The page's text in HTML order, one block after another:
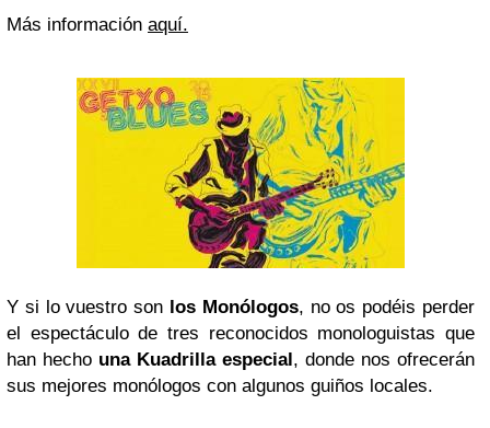
Más información aquí.
Y si lo vuestro son los Monólogos, no os podéis perder
el espectáculo de tres reconocidos monologuistas que
han hecho una Kuadrilla especial, donde nos ofrecerán
sus mejores monólogos con algunos guiños locales.